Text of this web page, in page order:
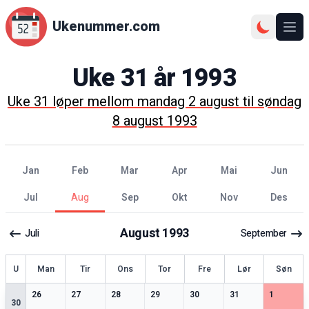
Ukenummer.com
Uke31 år 1993
Uke31løper mellommandag 2 augusttilsøndag
8 august 1993
jan feb mar apr mai
jun
jul
aug sep okt nov des
Juli August1993 September
Uke Man Tir Ons Tor Fre Lør Søn
30
26
2spesielle datoer
27
2spesielle datoer
28
3spesielle datoer
29
4spesielle datoer
30
2spesielle datoer
31
2spesielle datoer
12